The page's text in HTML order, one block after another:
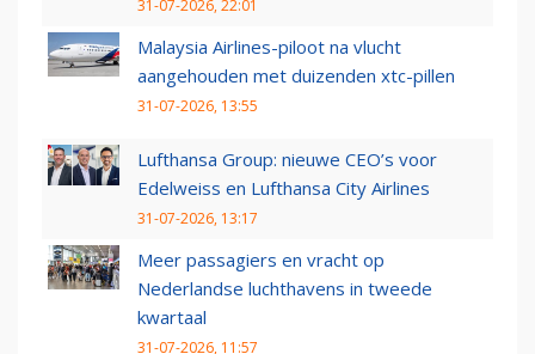
31-07-2026, 22:01
Malaysia Airlines-piloot na vlucht
aangehouden met duizenden xtc-pillen
31-07-2026, 13:55
Lufthansa Group: nieuwe CEO’s voor
Edelweiss en Lufthansa City Airlines
31-07-2026, 13:17
Meer passagiers en vracht op
Nederlandse luchthavens in tweede
kwartaal
31-07-2026, 11:57